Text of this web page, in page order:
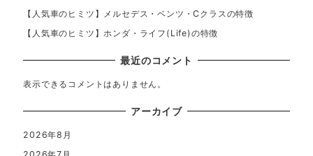
【人気車のヒミツ】メルセデス・ベンツ・Cクラスの特徴
【人気車のヒミツ】ホンダ・ライフ(Life)の特徴
最近のコメント
表示できるコメントはありません。
アーカイブ
2026年8月